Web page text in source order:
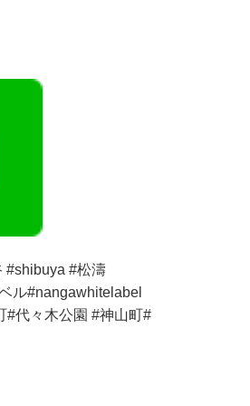
#shibuya #松濤
ル#nangawhitelabel
#代々木公園 #神山町#